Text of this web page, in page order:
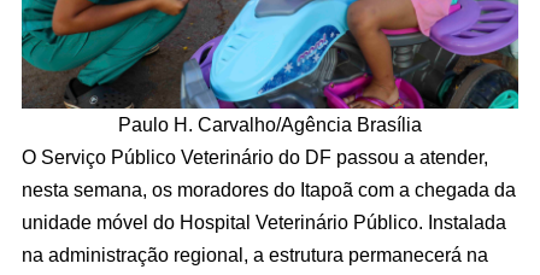
Paulo H. Carvalho/Agência Brasília
O Serviço Público Veterinário do DF passou a atender,
nesta semana, os moradores do Itapoã com a chegada da
unidade móvel do Hospital Veterinário Público. Instalada
na administração regional, a estrutura permanecerá na